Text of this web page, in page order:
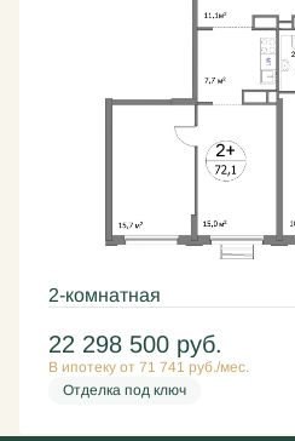
2-комнатная
22 298 500 руб.
В ипотеку от 71 741 руб./мес.
Отделка под ключ